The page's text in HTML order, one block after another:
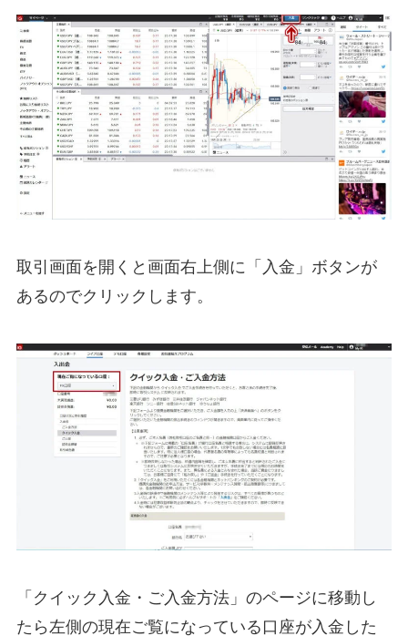
取引画面を開くと画面右上側に「入金」ボタンが
あるのでクリックします。
「クイック入金・ご入金方法」のページに移動し
たら左側の現在ご覧になっている口座が入金した